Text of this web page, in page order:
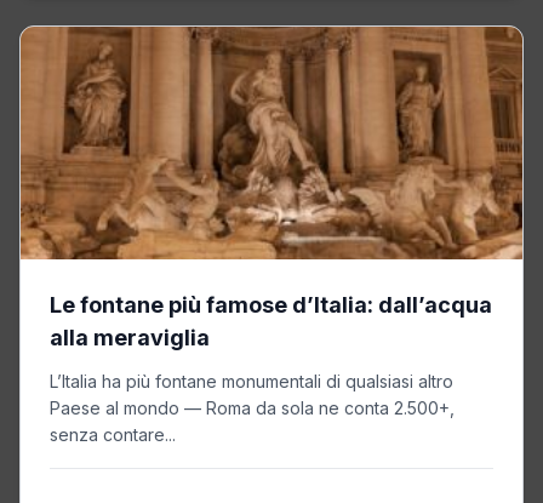
Le fontane più famose d’Italia: dall’acqua
alla meraviglia
L’Italia ha più fontane monumentali di qualsiasi altro
Paese al mondo — Roma da sola ne conta 2.500+,
senza contare...